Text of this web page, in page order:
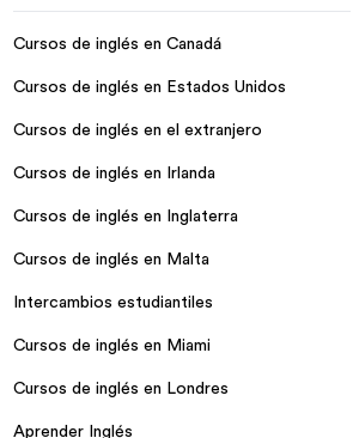
Cursos de inglés en Canadá
Cursos de inglés en Estados Unidos
Cursos de inglés en el extranjero
Cursos de inglés en Irlanda
Cursos de inglés en Inglaterra
Cursos de inglés en Malta
Intercambios estudiantiles
Cursos de inglés en Miami
Cursos de inglés en Londres
Aprender Inglés